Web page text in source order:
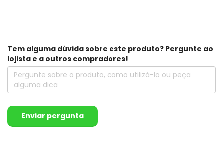
Tem alguma dúvida sobre este produto? Pergunte ao
lojista e a outros compradores!
Enviar pergunta